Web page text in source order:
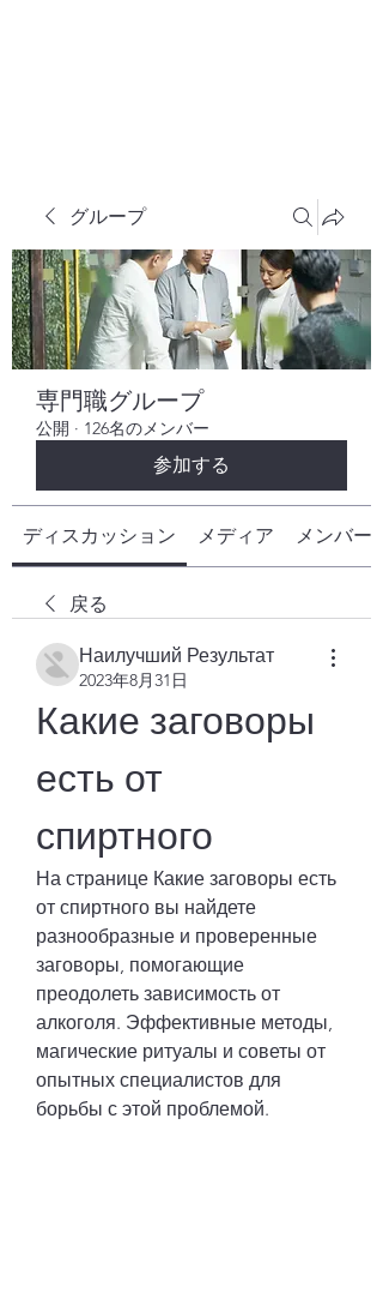
グループ
専門職グループ
公開 · 126名のメンバー
参加する
ディスカッション メディア メンバー
戻る
Наилучший Результат
2023年8月31日
Какие заговоры
есть от
спиртного
На странице Какие заговоры есть
от спиртного вы найдете
разнообразные и проверенные
заговоры, помогающие
преодолеть зависимость от
алкоголя. Эффективные методы,
магические ритуалы и советы от
опытных специалистов для
борьбы с этой проблемой.